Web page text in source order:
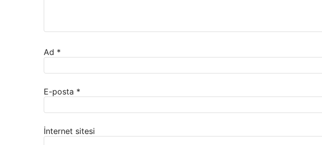
Ad *
E-posta *
İnternet sitesi